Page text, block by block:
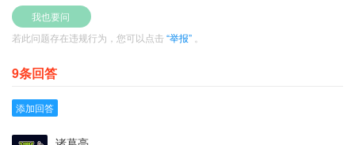
我也要问
若此问题存在违规行为，您可以点击“举报”
9条回答
添加回答